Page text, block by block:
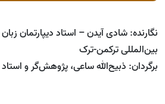
نگارنده: شادی آیدن – استاد دیپارتمان
بین‌المللی ترکمن-ترک
برگردان: ذبیح‌الله ساعی، پژوهش‌گر و